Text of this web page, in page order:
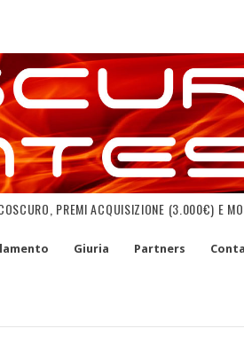
PREMI ACQUISIZIONE (3.000€) E
Giuria Partners